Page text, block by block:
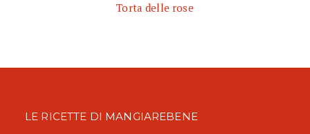
Torta delle rose
LE RICETTE DI MANGIAREBENE